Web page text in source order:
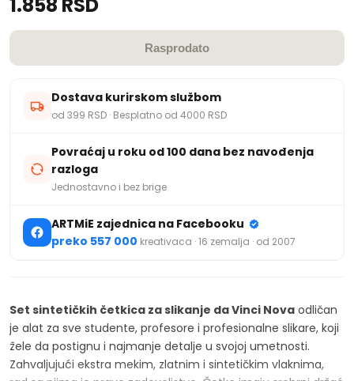
Rasprodato
Dostava kurirskom službom
od 399 RSD · Besplatno od 4000 RSD
Povraćaj u roku od 100 dana bez navođenja
razloga
Jednostavno i bez brige
ARTMiE zajednica na Facebooku
preko 557 000 kreativaca · 16 zemalja · od 2007
Set sintetičkih četkica za slikanje da Vinci Nova odličan
je alat za sve studente, profesore i profesionalne slikare, koji
žele da postignu i najmanje detalje u svojoj umetnosti.
Zahvaljujući ekstra mekim, zlatnim i sintetičkim vlaknima,